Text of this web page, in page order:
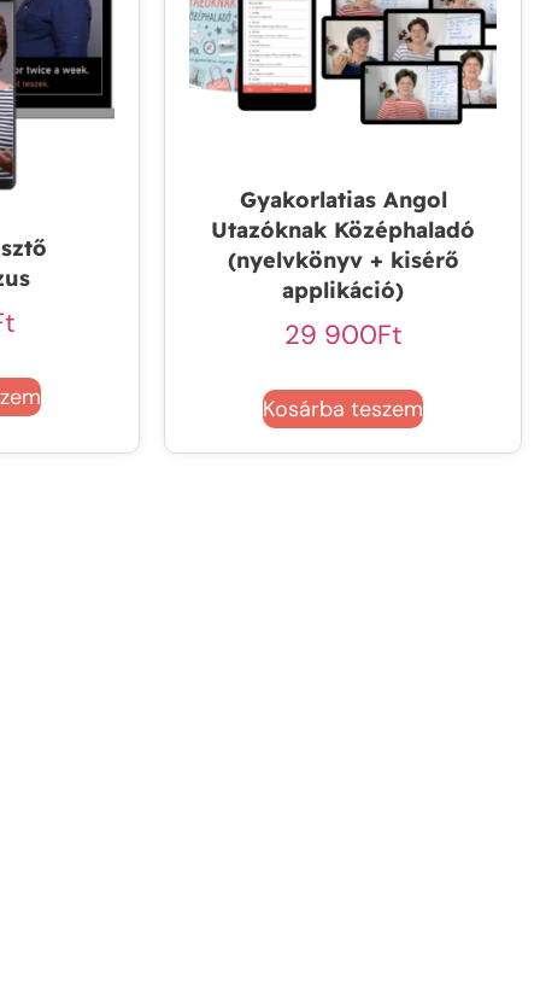
Gyakorlatias Angol
Utazóknak Középhaladó
(nyelvkönyv + kisérő
applikáció)
29 900Ft
Kosárba teszem